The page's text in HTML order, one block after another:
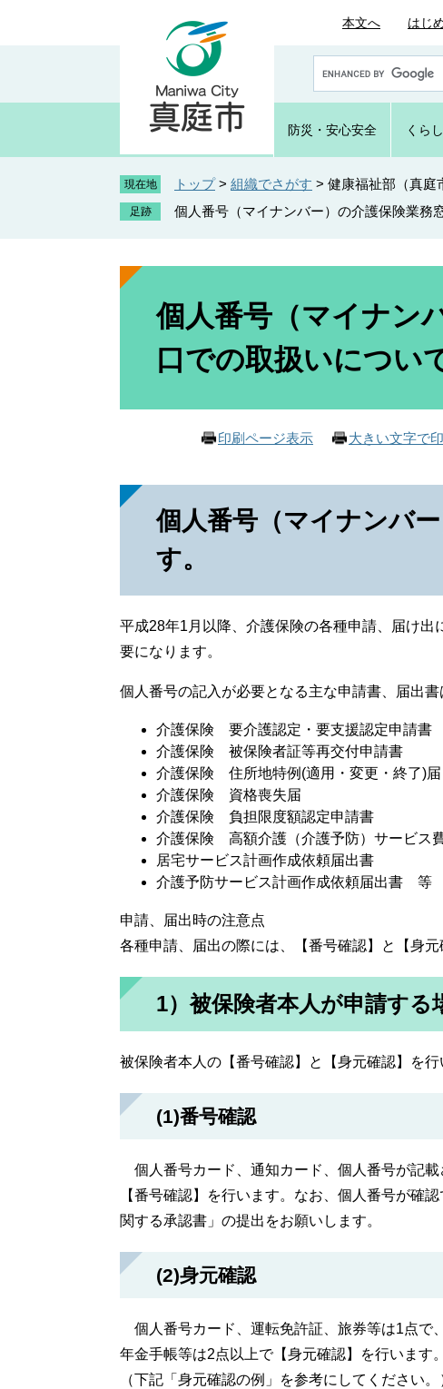
本文へ はじ
o
e
カ
防災・ 安心安全 くらし
現在地 トップ > 組織でさがす > 健康福祉部（真庭
個人番号（マイナンバー）の介護保険業務
本
個人番号（マイナン
口での取扱いについ
印刷ページ表示 大きい文字で
個人番号（マイナンバ
す。
平成28年1月以降、介護保険の各種申請、届け
要になります。
個人番号の記入が必要となる主な申請書、届出書
介護保険 要介護認定・要支援認定申請書
介護保険 被保険者証等再交付申請書
介護保険 住所地特例(適用・変更・終了)届
介護保険 資格喪失届
介護保険 負担限度額認定申請書
介護保険 高額介護（介護予防）サービス
居宅サービス計画作成依頼届出書
介護予防サービス計画作成依頼届出書 等
申請、届出時の注意点
各種申請、届出の際には、【番号確認】と【身
1）被保険者本人が申請する
被保険者本人の【番号確認】と【身元確認】を行
(1)番号確認
個人番号カード、通知カード、個人番号が記
【番号確認】を行います。なお、個人番号が確
関する承認書」の提出をお願いします。
(2)身元確認
個人番号カード、運転免許証、旅券等は1点で
年金手帳等は2点以上で【身元確認】を行います。
（下記「身元確認の例」を参考にしてください。